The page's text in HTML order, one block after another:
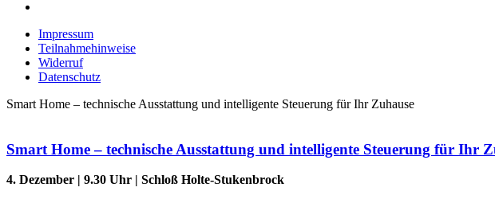
Impressum
Teilnahmehinweise
Widerruf
Datenschutz
Smart Home – technische Ausstattung und intelligente Steuerung für Ihr Zuhause
Smart Home – technische Ausstattung und intelligente Steuerung für Ihr
4. Dezember | 9.30 Uhr | Schloß Holte-Stukenbrock